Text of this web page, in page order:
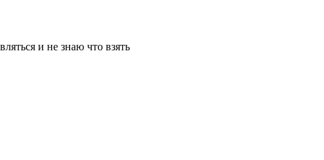
и не знаю что взять